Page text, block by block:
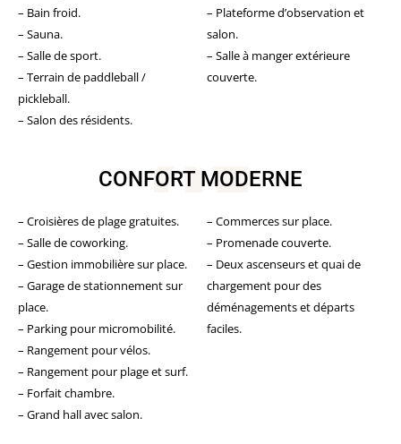
– Bain froid.
– Sauna.
– Salle de sport.
– Terrain de paddleball /
pickleball.
– Salon des résidents.
– Plateforme d’observation et
salon.
– Salle à manger extérieure
couverte.
CONFORT MODERNE
– Croisières de plage gratuites.
– Salle de coworking.
– Gestion immobilière sur place.
– Garage de stationnement sur
place.
– Parking pour micromobilité.
– Rangement pour vélos.
– Rangement pour plage et surf.
– Forfait chambre.
– Grand hall avec salon.
– Commerces sur place.
– Promenade couverte.
– Deux ascenseurs et quai de
chargement pour des
déménagements et départs
faciles.